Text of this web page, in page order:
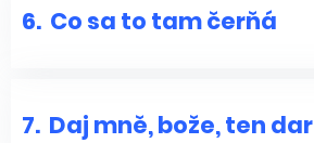
6. Co sa to tam čerňá
7. Daj mně, bože, ten dar